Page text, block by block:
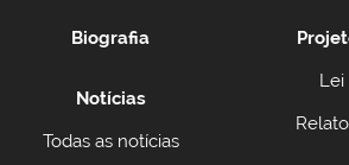
Biografia
Notícias
Todas as notícias
Lei